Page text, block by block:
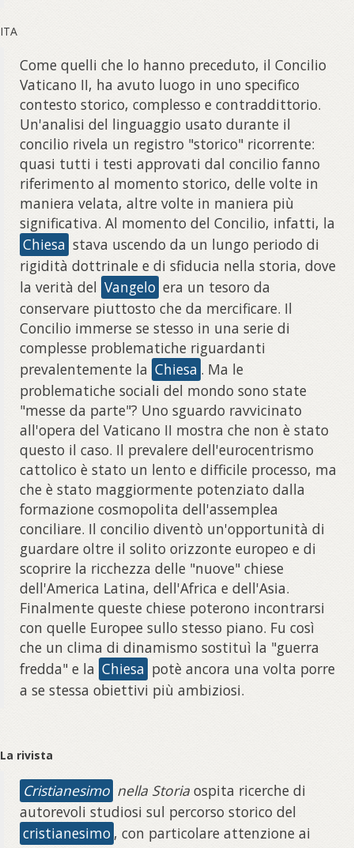
ITA
Come quelli che lo hanno preceduto, il Concilio
Vaticano II, ha avuto luogo in uno specifico
contesto storico, complesso e contraddittorio.
Un'analisi del linguaggio usato durante il
concilio rivela un registro "storico" ricorrente:
quasi tutti i testi approvati dal concilio fanno
riferimento al momento storico, delle volte in
maniera velata, altre volte in maniera più
significativa. Al momento del Concilio, infatti, la
Chiesa stava uscendo da un lungo periodo di
rigidità dottrinale e di sfiducia nella storia, dove
la verità del Vangelo era un tesoro da
conservare piuttosto che da mercificare. Il
Concilio immerse se stesso in una serie di
complesse problematiche riguardanti
prevalentemente la Chiesa . Ma le
problematiche sociali del mondo sono state
"messe da parte"? Uno sguardo ravvicinato
all'opera del Vaticano II mostra che non è stato
questo il caso. Il prevalere dell'eurocentrismo
cattolico è stato un lento e difficile processo, ma
che è stato maggiormente potenziato dalla
formazione cosmopolita dell'assemplea
conciliare. Il concilio diventò un'opportunità di
guardare oltre il solito orizzonte europeo e di
scoprire la ricchezza delle "nuove" chiese
dell'America Latina, dell'Africa e dell'Asia.
Finalmente queste chiese poterono incontrarsi
con quelle Europee sullo stesso piano. Fu così
che un clima di dinamismo sostituì la "guerra
fredda" e la Chiesa potè ancora una volta porre
a se stessa obiettivi più ambiziosi.
La rivista
Cristianesimo nella Storia ospita ricerche di
autorevoli studiosi sul percorso storico del
cristianesimo , con particolare attenzione ai